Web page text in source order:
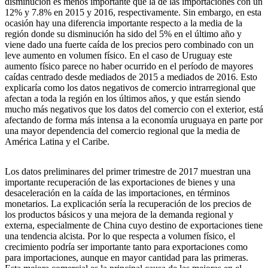
12% y 7.8% en 2015 y 2016, respectivamente. Sin embargo, en esta
ocasión hay una diferencia importante respecto a la media de la
región donde su disminución ha sido del 5% en el último año y
viene dado una fuerte caída de los precios pero combinado con un
leve aumento en volumen físico. En el caso de Uruguay este
aumento físico parece no haber ocurrido en el período de mayores
caídas centrado desde mediados de 2015 a mediados de 2016. Esto
explicaría como los datos negativos de comercio intrarregional que
afectan a toda la región en los últimos años, y que están siendo
mucho más negativos que los datos del comercio con el exterior, está
afectando de forma más intensa a la economía uruguaya en parte por
una mayor dependencia del comercio regional que la media de
América Latina y el Caribe.
Los datos preliminares del primer trimestre de 2017 muestran una
importante recuperación de las exportaciones de bienes y una
desaceleración en la caída de las importaciones, en términos
monetarios. La explicación sería la recuperación de los precios de
los productos básicos y una mejora de la demanda regional y
externa, especialmente de China cuyo destino de exportaciones tiene
una tendencia alcista. Por lo que respecta a volumen físico, el
crecimiento podría ser importante tanto para exportaciones como
para importaciones, aunque en mayor cantidad para las primeras.